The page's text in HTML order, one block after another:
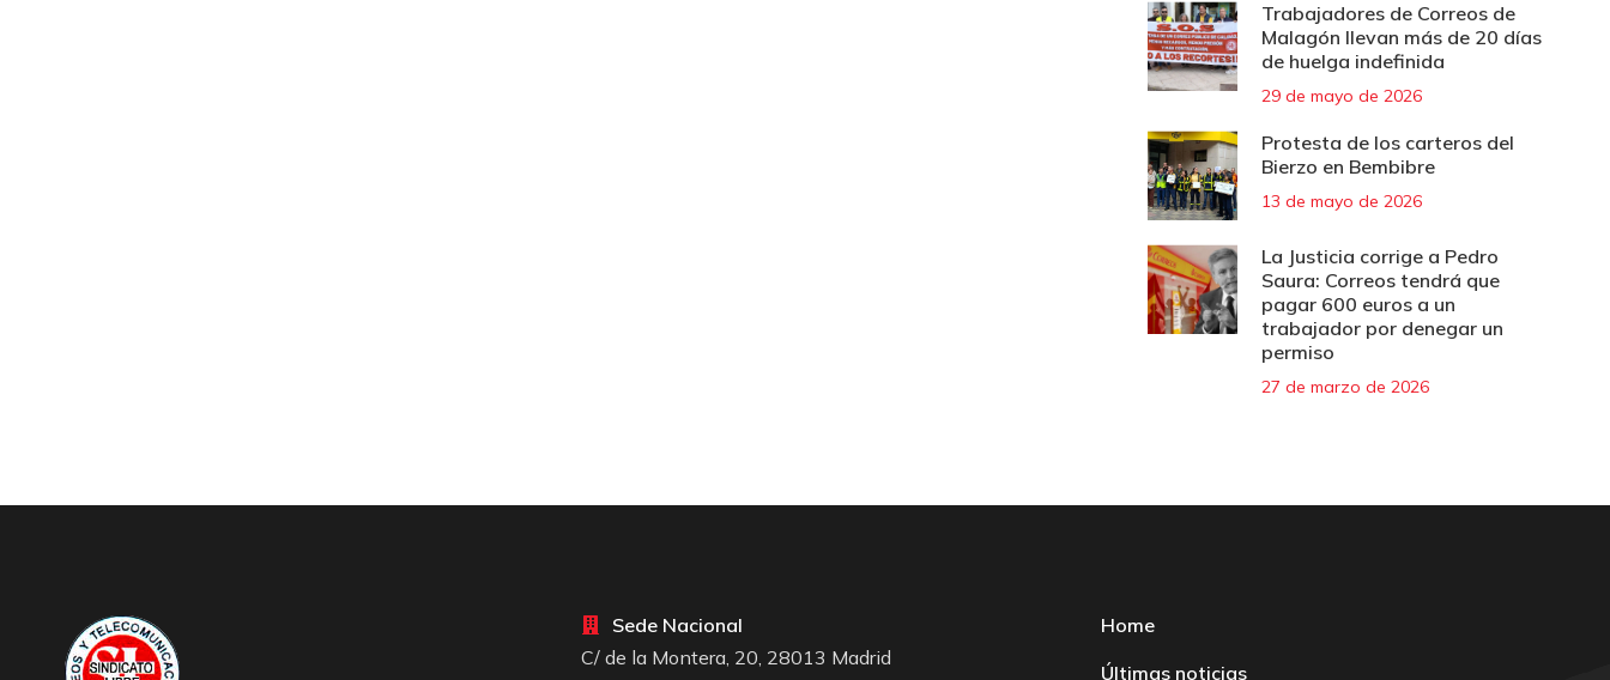
Trabajadores de Correos de
Malagón llevan más de 20 días
de huelga indefinida
29 de mayo de 2026
Protesta de los carteros del
Bierzo en Bembibre
13 de mayo de 2026
La Justicia corrige a Pedro
Saura: Correos tendrá que
pagar 600 euros a un
trabajador por denegar un
permiso
27 de marzo de 2026
Sede Nacional
C/ de la Montera, 20, 28013 Madrid
Home
Últimas noticias